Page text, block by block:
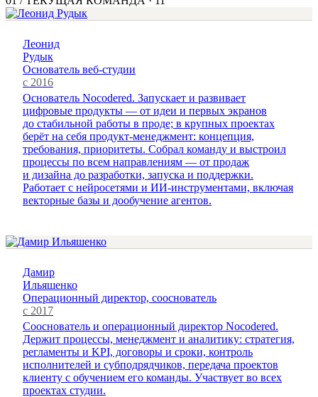
Леонид
Рудык
Основатель веб-студии
с 2016
Основатель Nocodered. Запускает и развивает
цифровые продукты — от идеи и первых экранов
до стабильной работы в проде; в крупных проектах
берёт на себя продукт-менеджмент: концепция,
требования, приоритеты. Собрал команду и выстроил
процессы по всем направлениям — от продаж
и дизайна до разработки, запуска и поддержки.
Работает с нейросетями и ИИ-инструментами, включая
векторные базы и дообучение агентов.
Дамир
Ильяшенко
Операционный директор, сооснователь
с 2017
Сооснователь и операционный директор Nocodered.
Держит процессы, менеджмент и аналитику: стратегия,
регламенты и KPI, договоры и сроки, контроль
исполнителей и субподрядчиков, передача проектов
клиенту с обучением его команды. Участвует во всех
проектах студии.